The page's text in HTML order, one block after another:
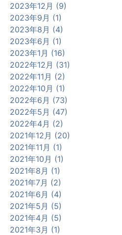
2023年12月 (9)
2023年9月 (1)
2023年8月 (4)
2023年6月 (1)
2023年1月 (16)
2022年12月 (31)
2022年11月 (2)
2022年10月 (1)
2022年6月 (73)
2022年5月 (47)
2022年4月 (2)
2021年12月 (20)
2021年11月 (1)
2021年10月 (1)
2021年8月 (1)
2021年7月 (2)
2021年6月 (4)
2021年5月 (5)
2021年4月 (5)
2021年3月 (1)